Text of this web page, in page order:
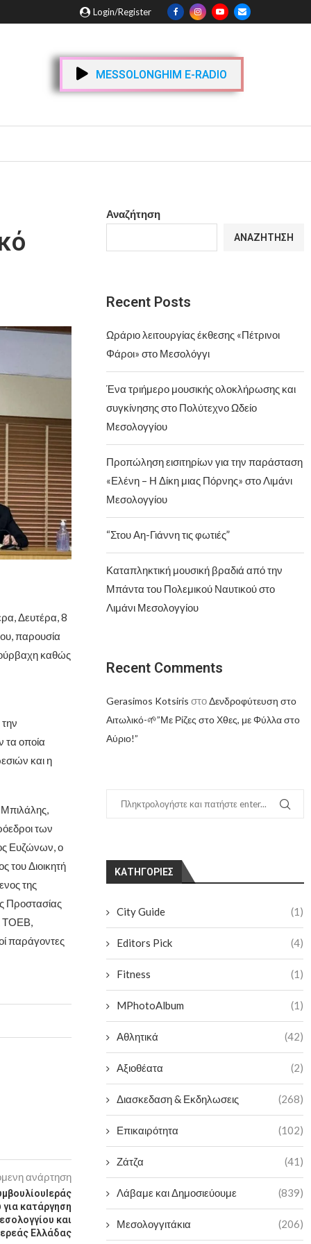
Login/Register
MESSOLONGHIM E-RADIO
Δευτέρα, 8
παρουσία
καθώς
τα οποία
και η
των
Ευζώνων, ο
του Διοικητή
της
Προστασίας
ΤΟΕΒ,
παράγοντες
ανάρτηση
κατάργηση
και
Ελλάδας
Αναζήτηση
ΑΝΑΖΉΤΗΣΗ
Recent Posts
Ωράριο λειτουργίας έκθεσης «Πέτρινοι
Φάροι» στο Μεσολόγγι
Ένα τριήμερο μουσικής ολοκλήρωσης και
συγκίνησης στο Πολύτεχνο Ωδείο
Μεσολογγίου
Προπώληση εισιτηρίων για την παράσταση
«Ελένη – Η Δίκη μιας Πόρνης» στο Λιμάνι
Μεσολογγίου
“Στου Αη-Γιάννη τις φωτιές”
Καταπληκτική μουσική βραδιά από την
Μπάντα του Πολεμικού Ναυτικού στο
Λιμάνι Μεσολογγίου
Recent Comments
Gerasimos Kotsiris στοΔενδροφύτευση στο
Αιτωλικό-🌱”Με Ρίζες στο Χθες, με Φύλλα στο
Αύριο!”
KΑΤΗΓΟΡΊΕΣ
City Guide (1)
Editors Pick (4)
Fitness (1)
MPhotoAlbum (1)
Αθλητικά (42)
Αξιοθέατα (2)
Διασκεδαση & Εκδηλωσεις (268)
Επικαιρότητα (102)
Ζάτζα (41)
Λάβαμε και Δημοσιεύουμε (839)
Μεσολογγιτάκια (206)